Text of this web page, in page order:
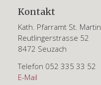
Kontakt
Kath. Pfarramt St. Martin
Reutlingerstrasse 52
8472 Seuzach
Telefon 052 335 33 52
E-Mail